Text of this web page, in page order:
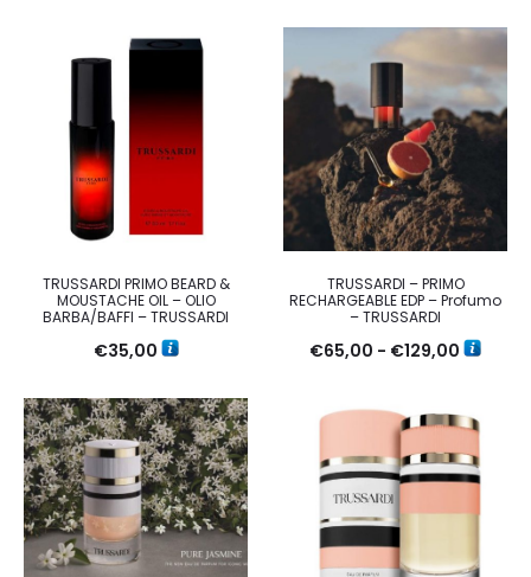
TRUSSARDI PRIMO BEARD &
MOUSTACHE OIL – OLIO
BARBA/BAFFI – TRUSSARDI
€35,00
TRUSSARDI – PRIMO
RECHARGEABLE EDP – Profumo
– TRUSSARDI
€65,00 - €129,00 Fascia
prezzo:
da
€65,00
€129,00